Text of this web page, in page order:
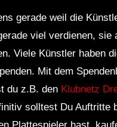
gerade weil die
viel verdienen, sie
Viele Künstler haben
Mit dem
du z.B. den Klubnetz
solltest Du Auftritte